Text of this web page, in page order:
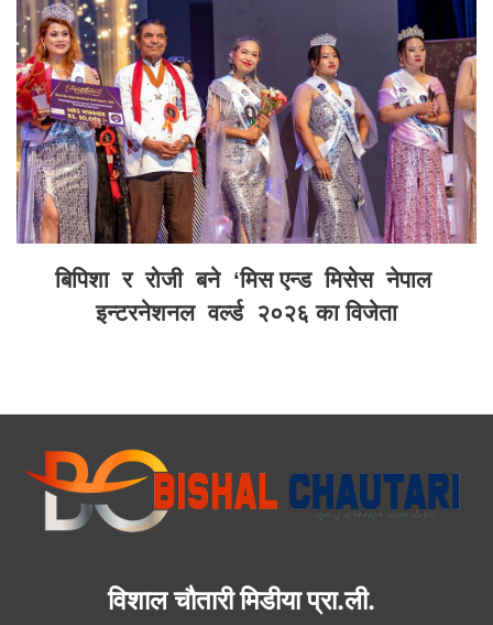
बिपिशा र रोजी बने ‘मिस एन्ड मिसेस नेपाल
इन्टरनेशनल वर्ल्ड २०२६ का विजेता
विशाल चौतारी मिडीया प्रा.ली.